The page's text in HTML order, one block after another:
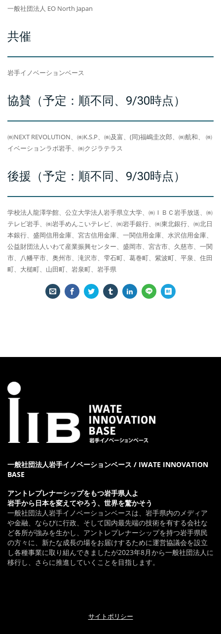
一般社団法人 EO North Japan
共催
岩手イノベーションベース
協賛（予定：順不同、9/30時点）
㈱NEXT REVOLUTION、㈱K.S.P、㈱及富、(同)福嶋圭次郎、㈱航和、 ㈱
イベーションラボ岩手、㈱クジラテラス
後援（予定：順不同、9/30時点）
学校法人龍澤学館、公立大学法人岩手県立大学、㈱ＩＢＣ岩手放送、㈱
テレビ岩手、㈱岩手めんこいテレビ、㈱岩手銀行、㈱東北銀行、㈱北日
本銀行、盛岡信用金庫、宮古信用金庫、一関信用金庫、水沢信用金庫、
公益財団法人いわて産業振興センター、盛岡市、宮古市、久慈市、一関
市、八幡平市、奥州市、滝沢市、雫石町、葛巻町、紫波町、平泉、住田
町、大槌町、山田町、岩泉町、岩手県
一般社団法人岩手イノベーションベース / IWATE INNOVATION
BASE
アントレプレナーシップをもつ岩手県人よ
岩手から日本を変えてやろう、世界を驚かそう
一般社団法人岩手イノベーションベースは、岩手県内のメディア
や金融、ならびに行政、そして国内最先端の技術を有する会社な
ど各所が強みを生かし、アントレプレナーシップを持つ岩手県民
の方々に、新たな成長の場をお届けするために運営協議会を設立
し各種事業に取り組んできましたが2023年8月から一般社団法人に
移行し、さらに推進していくことを目指します。
サイトポリシー